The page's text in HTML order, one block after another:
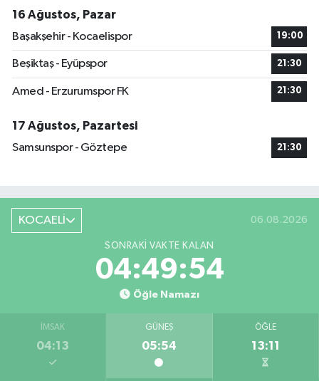
16 Ağustos, Pazar
Başakşehir - Kocaelispor
19:00
Beşiktaş - Eyüpspor 21:30
Amed - Erzurumspor FK 21:30
17 Ağustos, Pazartesi
Samsunspor - Göztepe
21:30
KOCAELİ 06.08.2026
SONRAKI VAKTE KALAN
04:49:54
Öğle Namazı
İMSAK
04:13
GÜNEŞ
05:54
ÖĞLE
13:11